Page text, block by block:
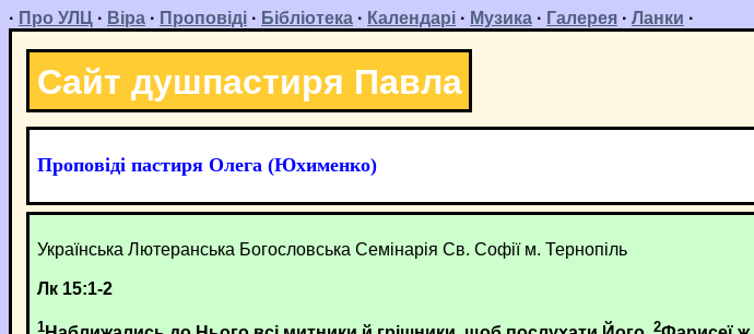
· Про УЛЦ · Віра · Проповіді · Бібліотека · Календарі · Музика · Галерея · Ланки ·
Сайт душпастиря Павла
Проповіді пастиря Олега (Юхименко)
Українська Лютеранська Богословська Семінарія Св. Софії м. Тернопіль
Лк 15:1-2
1 2